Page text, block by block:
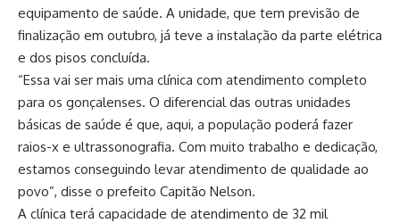
equipamento de saúde. A unidade, que tem previsão de
finalização em outubro, já teve a instalação da parte elétrica
e dos pisos concluída.
“Essa vai ser mais uma clínica com atendimento completo
para os gonçalenses. O diferencial das outras unidades
básicas de saúde é que, aqui, a população poderá fazer
raios-x e ultrassonografia. Com muito trabalho e dedicação,
estamos conseguindo levar atendimento de qualidade ao
povo”, disse o prefeito Capitão Nelson.
A clínica terá capacidade de atendimento de 32 mil